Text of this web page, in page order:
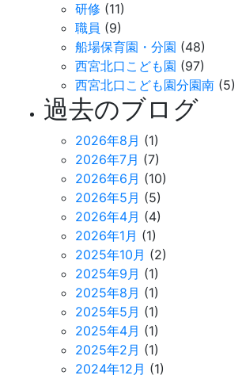
研修 (11)
職員 (9)
船場保育園・分園 (48)
西宮北口こども園 (97)
西宮北口こども園分園南 (5)
過去のブログ
2026年8月 (1)
2026年7月 (7)
2026年6月 (10)
2026年5月 (5)
2026年4月 (4)
2026年1月 (1)
2025年10月 (2)
2025年9月 (1)
2025年8月 (1)
2025年5月 (1)
2025年4月 (1)
2025年2月 (1)
2024年12月 (1)